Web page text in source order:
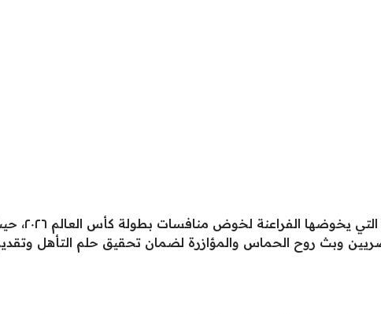
وتأتي هذه المبادرة الوطنية الكبرى في
وبث روح الحماس والمؤازرة لضمان تحقيق حلم التأهل وتقديم